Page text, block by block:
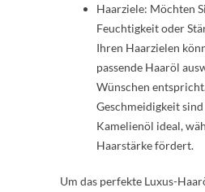
Haarziele: Möchten
Feuchtigkeit oder
Ihren Haarzielen
passende Haaröl
Wünschen
Geschmeidigkeit
Kamelienöl ideal,
Haarstärke fördert.
Um das perfekte Luxus-